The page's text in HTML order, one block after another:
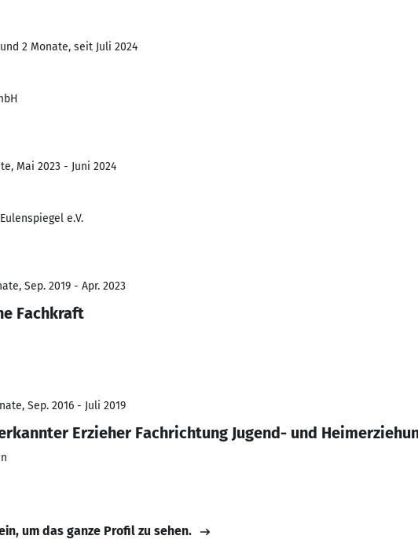
2 Monate, seit Juli 2024
Mai 2023 - Juni 2024
e.V.
Sep. 2019 - Apr. 2023
Fachkraft
Sep. 2016 - Juli 2019
Erzieher Fachrichtung Jugend- und
um das ganze Profil zu sehen.